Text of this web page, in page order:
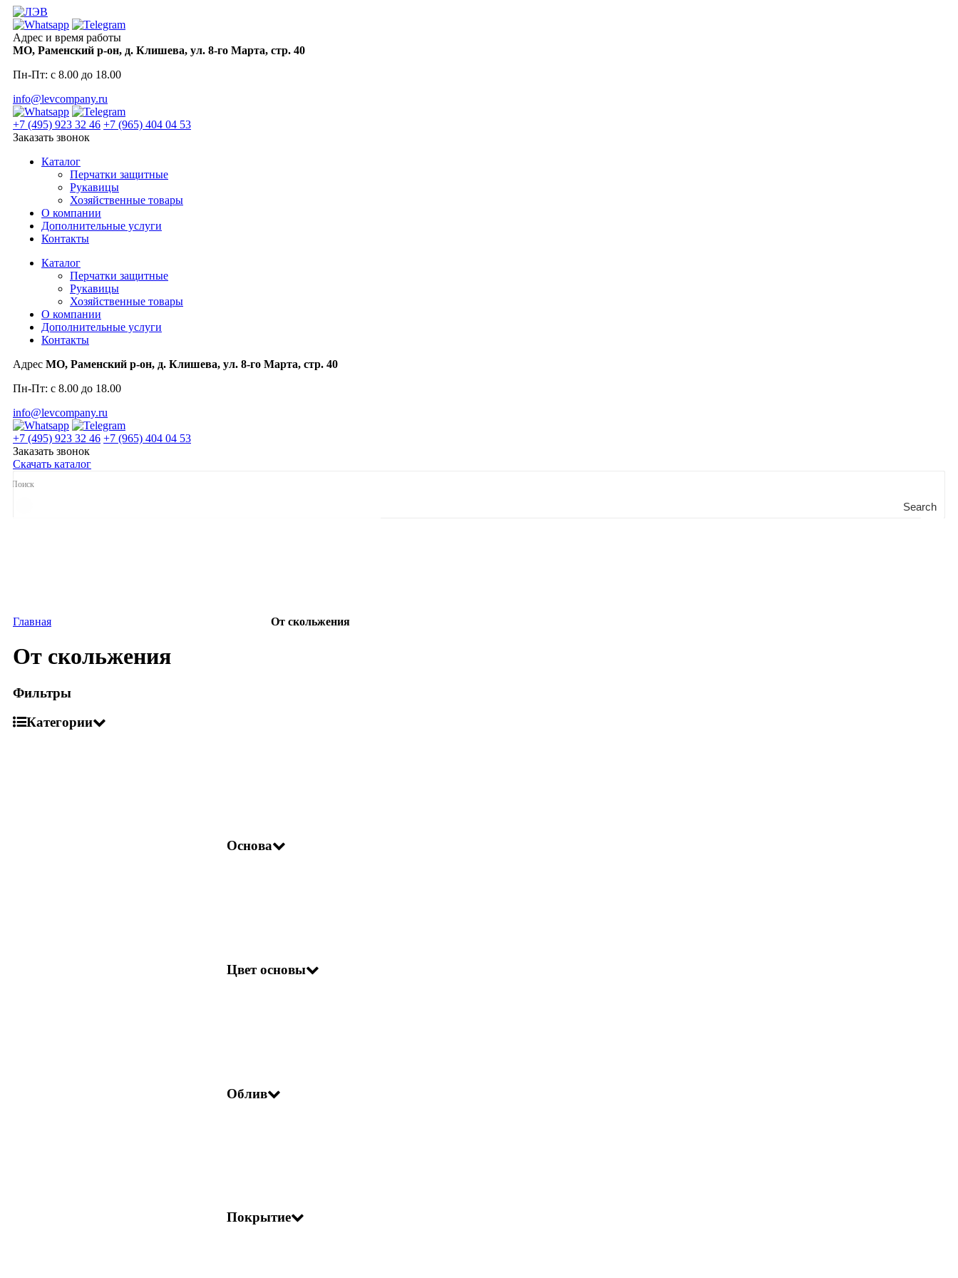
Skip
content
Адрес и время работы
МО, Раменский р-он, д. Клишева, ул. 8-го Марта, стр. 40
Пн-Пт: с 8.00 до 18.00
info@levcompany.ru
+7 (495) 923 32 46 +7 (965) 404 04 53
Заказать звонок
Каталог
Перчатки защитные
Рукавицы
Хозяйственные товары
О компании
Дополнительные услуги
Контакты
Каталог
Перчатки защитные
Рукавицы
Хозяйственные товары
О компании
Дополнительные услуги
Контакты
Адрес МО, Раменский р-он, д. Клишева, ул. 8-го Марта, стр. 40
Пн-Пт: с 8.00 до 18.00
info@levcompany.ru
+7 (495) 923 32 46 +7 (965) 404 04 53
Заказать звонок
Скачать каталог
Search
Главная От скольжения
От скольжения
Фильтры
Категории
Основа
Цвет основы
Облив
Покрытие